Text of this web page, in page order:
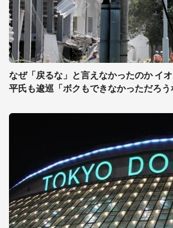
なぜ「戻るな」と言えなかったのか イ
平氏も逡巡「ボクもできなかっただろう